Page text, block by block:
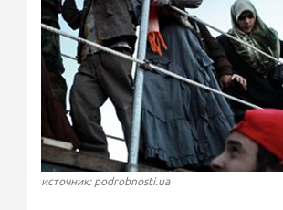
источник: podrobnosti.ua